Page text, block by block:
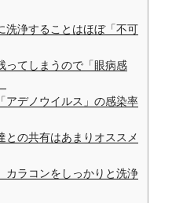
洗浄することはほぼ「不可
ってしまうので「眼病感
アデノウイルス」の感染率
との共有はあまりオススメ
カラコンをしっかりと洗浄